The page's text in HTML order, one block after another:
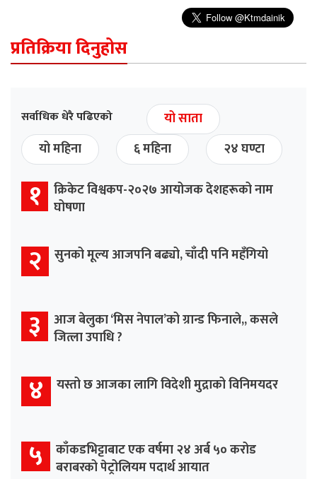
प्रतिक्रिया दिनुहोस
सर्वाधिक धेरै पढिएको
यो साता
यो महिना
६ महिना २४ घण्टा
१ क्रिकेट विश्वकप-२०२७ आयोजक देशहरूको नाम
घोषणा
२ सुनको मूल्य आजपनि बढ्यो, चाँदी पनि महँगियो
३ आज बेलुका ‘मिस नेपाल’को ग्रान्ड फिनाले,, कसले
जित्ला उपाधि ?
४ यस्तो छ आजका लागि विदेशी मुद्राको विनिमयदर
५ काँकडभिट्टाबाट एक वर्षमा २४ अर्ब ५० करोड
बराबरको पेट्रोलियम पदार्थ आयात